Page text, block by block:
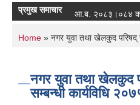
प्रमुख समाचारआ.ब. २०८३।०८४ का लागी
You are here
Home » नगर युवा तथा खेलकुद परिषद्
नगर युवा तथा खेलकुद
सम्बन्धी कार्यविधि